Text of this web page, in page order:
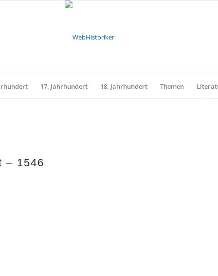
17. Jahrhundert 18. Jahrhundert Themen
– 1546